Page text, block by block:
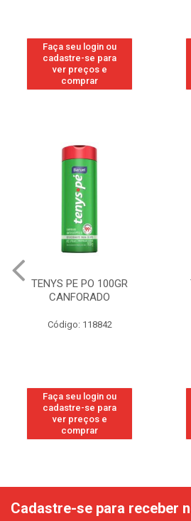
Faça seu login ou
cadastre-se para
ver preços e
comprar
TENYS PE PO 100GR
ORIGINAL
Código: 118877
Faça seu login ou
cadastre-se para
ver preços e
comprar
Cadastre-se para receber